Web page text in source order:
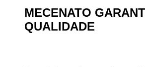
MECENATO
QUALIDADE